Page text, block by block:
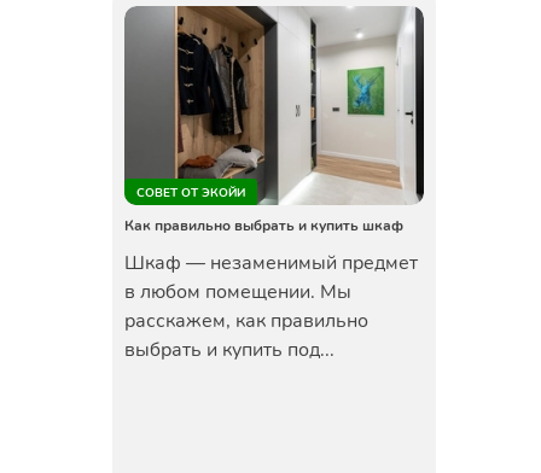
СОВЕТ ОТ ЭКОЙИ
Как правильно выбрать и купить шкаф
Шкаф — незаменимый предмет
в любом помещении. Мы
расскажем, как правильно
выбрать и купить под...